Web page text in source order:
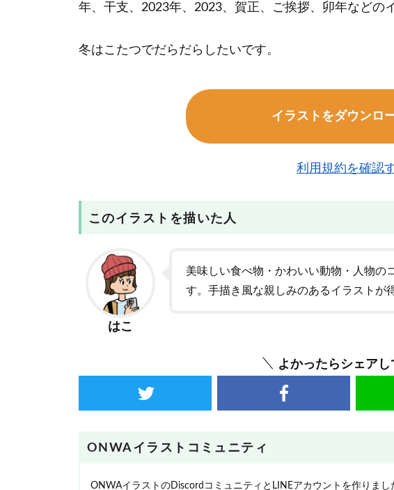
年、干支、2023年、2023、賀正、ご挨拶、卯年などの
冬はこたつでだらだらしたいです。
イラストをダウンロ
利用規約を確認
このイラストを描いた人
はこ
美味しい食べ物・かわいい動物・人物の
す。手描き風な親しみのあるイラストが
よかったらシェアし
ONWAイラストコミュニティ
ONWAイラストのDiscordコミュニティとLINEアカウントを作りま